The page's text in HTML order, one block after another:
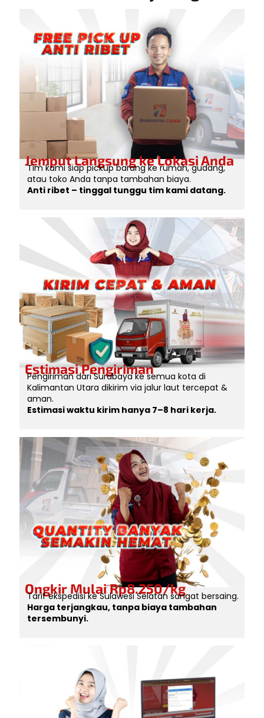
Jemput Langsung ke Lokasi Anda
Tim kami siap pickup barang ke rumah, gudang,
atau toko Anda tanpa tambahan biaya.
Anti ribet – tinggal tunggu tim kami datang.
Estimasi Pengiriman
Pengiriman dari Surabaya ke semua kota di
Kalimantan Utara dikirim via jalur laut tercepat &
aman.
Estimasi waktu kirim hanya 7–8 hari kerja.
Ongkir Mulai Rp8.250/kg
Tarif ekspedisi ke Sulawesi Selatan sangat bersaing.
Harga terjangkau, tanpa biaya tambahan
tersembunyi.